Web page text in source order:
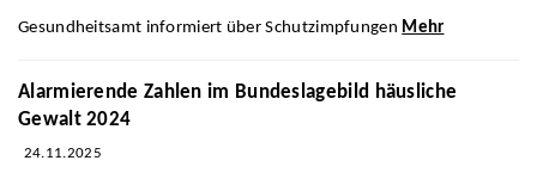
Gesundheitsamt informiert über Schutzimpfungen Mehr
Alarmierende Zahlen im Bundeslagebild häusliche
Gewalt 2024
24.11.2025